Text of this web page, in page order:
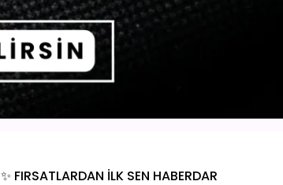
✨ FIRSATLARDAN İLK SEN HABERDAR